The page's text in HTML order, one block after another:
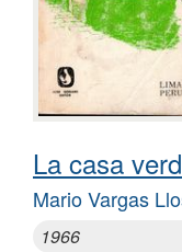
La casa
Mario Vargas
1966